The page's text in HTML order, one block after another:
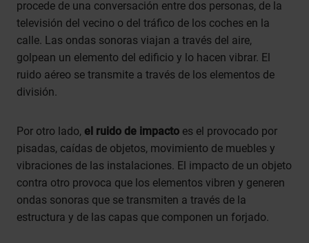
procede de una conversación entre dos personas, de la
televisión del vecino o del tráfico de los coches en la
calle. Las ondas sonoras viajan a través del aire,
golpean un elemento del edificio y lo hacen vibrar. El
ruido aéreo se transmite a través de los elementos de
división.
Por otro lado, el ruido de impacto es el provocado por
pisadas, caídas de objetos, movimiento de muebles y
vibraciones de las instalaciones. El impacto de un objeto
contra otro provoca que los elementos vibren y generen
ondas sonoras que se transmiten a través de la
estructura y de las capas que componen un forjado.